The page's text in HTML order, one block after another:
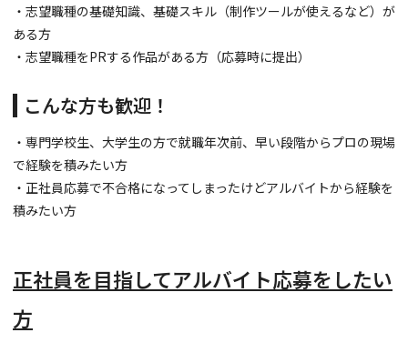
・志望職種の基礎知識、基礎スキル（制作ツールが使えるなど）が
ある方
・志望職種をPRする作品がある方（応募時に提出）
こんな方も歓迎！
・専門学校生、大学生の方で就職年次前、早い段階からプロの現場
で経験を積みたい方
・正社員応募で不合格になってしまったけどアルバイトから経験を
積みたい方
正社員を目指してアルバイト応募をしたい
方